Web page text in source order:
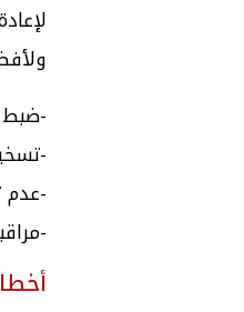
-ضبط درجة
-
-عدم
-